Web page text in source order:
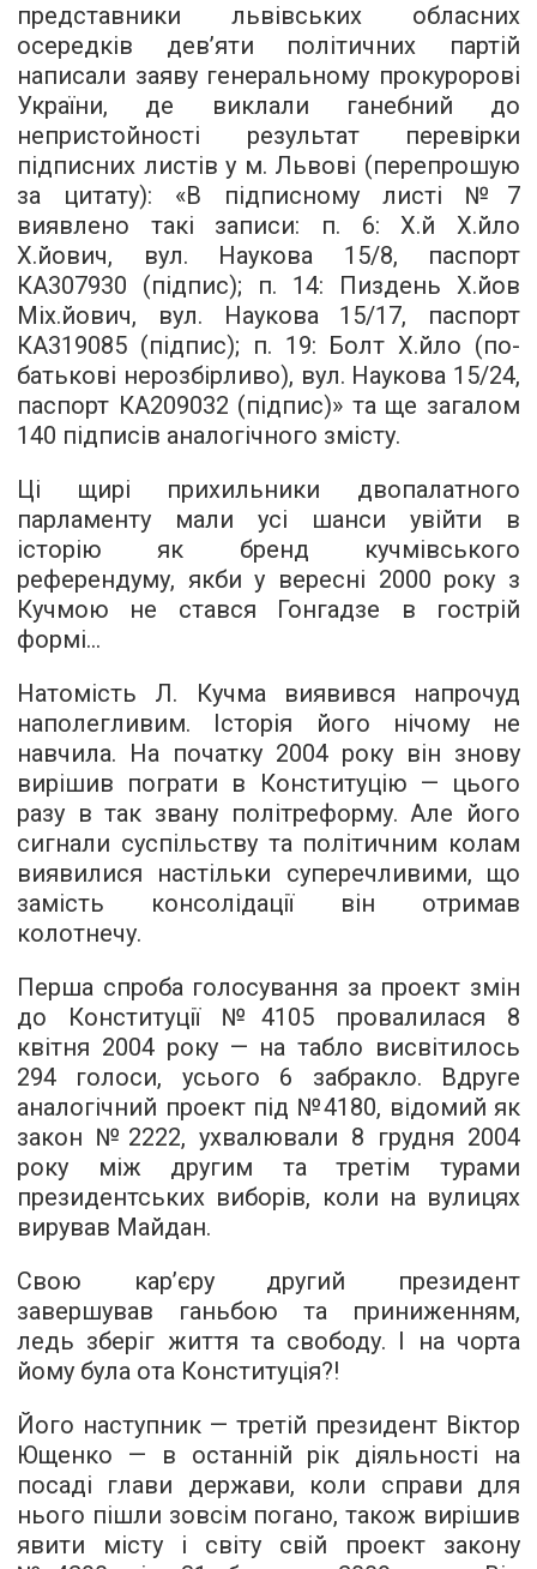
представники львівських обласних
осередків дев’яти політичних партій
написали заяву генеральному прокуророві
України, де виклали ганебний до
непристойності результат перевірки
підписних листів у м. Львові (перепрошую
за цитату): «В підписному листі №7
виявлено такі записи: п. 6: Х.й Х.йло
Х.йович, вул. Наукова 15/8, паспорт
КА307930 (підпис); п. 14: Пиздень Х.йов
Міх.йович, вул. Наукова 15/17, паспорт
КА319085 (підпис); п. 19: Болт Х.йло (по-
батькові нерозбірливо), вул. Наукова 15/24,
паспорт КА209032 (підпис)» та ще загалом
140 підписів аналогічного змісту.
Ці щирі прихильники двопалатного
парламенту мали усі шанси увійти в
історію як бренд кучмівського
референдуму, якби у вересні 2000 року з
Кучмою не стався Гонгадзе в гострій
формі...
Натомість Л. Кучма виявився напрочуд
наполегливим. Історія його нічому не
навчила. На початку 2004 року він знову
вирішив пограти в Конституцію — цього
разу в так звану політреформу. Але його
сигнали суспільству та політичним колам
виявилися настільки суперечливими, що
замість консолідації він отримав
колотнечу.
Перша спроба голосування за проект змін
до Конституції №4105 провалилася 8
квітня 2004 року — на табло висвітилось
294 голоси, усього 6 забракло. Вдруге
аналогічний проект під №4180, відомий як
закон №2222, ухвалювали 8 грудня 2004
року між другим та третім турами
президентських виборів, коли на вулицях
вирував Майдан.
Свою кар’єру другий президент
завершував ганьбою та приниженням,
ледь зберіг життя та свободу. І на чорта
йому була ота Конституція?!
Його наступник — третій президент Віктор
Ющенко — в останній рік діяльності на
посаді глави держави, коли справи для
нього пішли зовсім погано, також вирішив
явити місту і світу свій проект закону